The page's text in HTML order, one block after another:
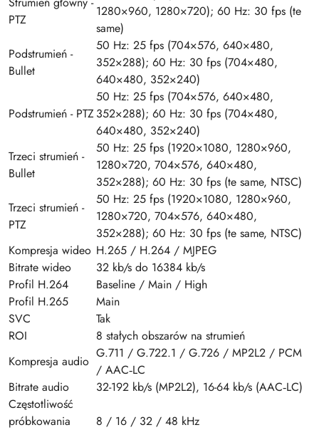
PTZ
1280×960, 1280×720); 60 Hz: 30 fps (te
same)
Podstrumień -
Bullet
50 Hz: 25 fps (704×576, 640×480,
352×288); 60 Hz: 30 fps (704×480,
640×480, 352×240)
Podstrumień - PTZ
50 Hz: 25 fps (704×576, 640×480,
352×288); 60 Hz: 30 fps (704×480,
640×480, 352×240)
Trzeci strumień -
Bullet
50 Hz: 25 fps (1920×1080, 1280×960,
1280×720, 704×576, 640×480,
352×288); 60 Hz: 30 fps (te same, NTSC)
Trzeci strumień -
PTZ
50 Hz: 25 fps (1920×1080, 1280×960,
1280×720, 704×576, 640×480,
352×288); 60 Hz: 30 fps (te same, NTSC)
Kompresja wideo H.265 / H.264 / MJPEG
Bitrate wideo
32 kb/s do 16384 kb/s
Profil H.264
Baseline / Main / High
Profil H.265
Main
SVC
Tak
ROI
8 stałych obszarów na strumień
Kompresja audio
G.711 / G.722.1 / G.726 / MP2L2 / PCM
/ AAC‑LC
Bitrate audio
32-192 kb/s (MP2L2), 16-64 kb/s (AAC‑LC)
Częstotliwość
próbkowania
8 / 16 / 32 / 48 kHz